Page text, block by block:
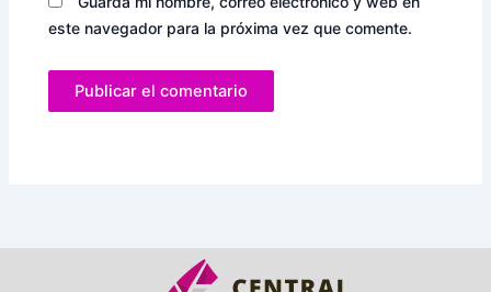
este navegador para la próxima vez que comente.